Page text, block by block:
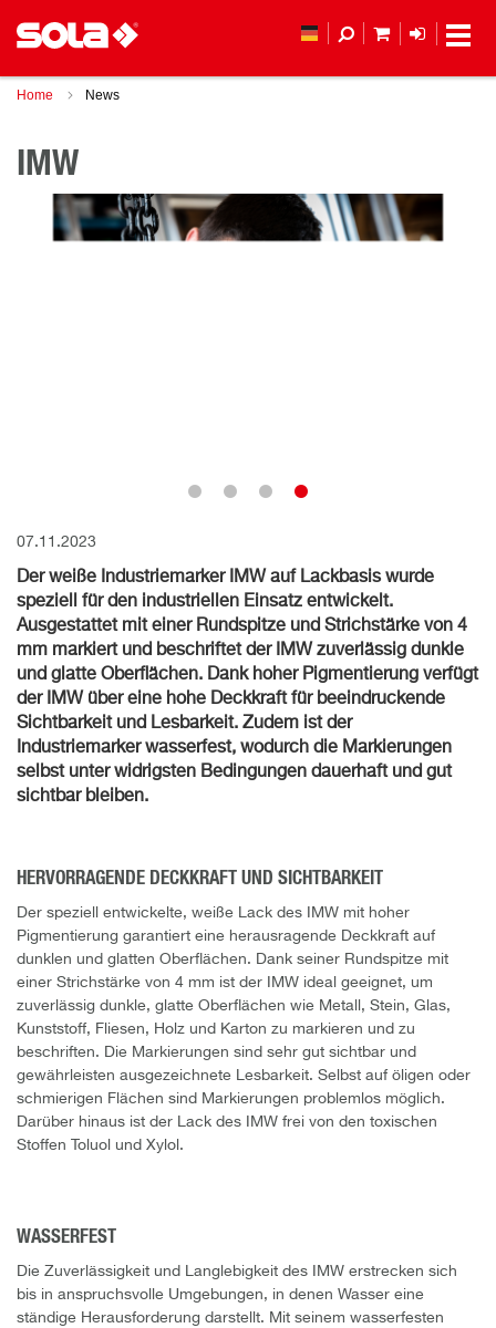
Home News
IMW
07.11.2023
Der weiße Industriemarker IMW auf Lackbasis wurde
speziell für den industriellen Einsatz entwickelt.
Ausgestattet mit einer Rundspitze und Strichstärke von 4
mm markiert und beschriftet der IMW zuverlässig dunkle
und glatte Oberflächen. Dank hoher Pigmentierung verfügt
der IMW über eine hohe Deckkraft für beeindruckende
Sichtbarkeit und Lesbarkeit. Zudem ist der
Industriemarker wasserfest, wodurch die Markierungen
selbst unter widrigsten Bedingungen dauerhaft und gut
sichtbar bleiben.
HERVORRAGENDE DECKKRAFT UND SICHTBARKEIT
Der speziell entwickelte, weiße Lack des IMW mit hoher
Pigmentierung garantiert eine herausragende Deckkraft auf
dunklen und glatten Oberflächen. Dank seiner Rundspitze mit
einer Strichstärke von 4 mm ist der IMW ideal geeignet, um
zuverlässig dunkle, glatte Oberflächen wie Metall, Stein, Glas,
Kunststoff, Fliesen, Holz und Karton zu markieren und zu
beschriften. Die Markierungen sind sehr gut sichtbar und
gewährleisten ausgezeichnete Lesbarkeit. Selbst auf öligen oder
schmierigen Flächen sind Markierungen problemlos möglich.
Darüber hinaus ist der Lack des IMW frei von den toxischen
Stoffen Toluol und Xylol.
WASSERFEST
Die Zuverlässigkeit und Langlebigkeit des IMW erstrecken sich
bis in anspruchsvolle Umgebungen, in denen Wasser eine
ständige Herausforderung darstellt. Mit seinem wasserfesten
MEIN